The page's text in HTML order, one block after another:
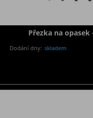
Přezka na
Dodání dny: skladem